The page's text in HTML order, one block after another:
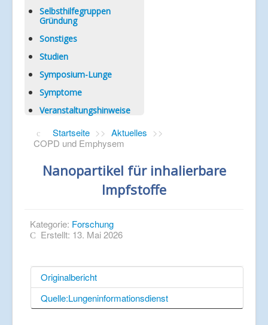
Selbsthilfegruppen
Gründung
Sonstiges
Studien
Symposium-Lunge
Symptome
Veranstaltungshinweise
Startseite >> Aktuelles >>
COPD und Emphysem
Nanopartikel für inhalierbare
Impfstoffe
Kategorie: Forschung
Erstellt: 13. Mai 2026
Originalbericht
Quelle:Lungeninformationsdienst